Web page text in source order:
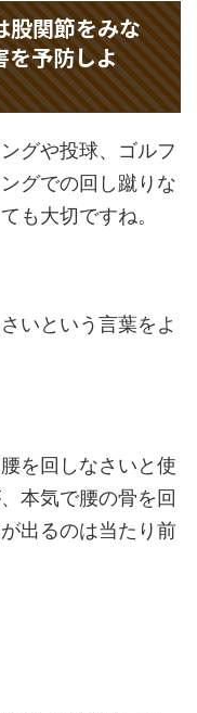
股関節をみな
を予防しよ
グや投球、ゴルフ
グでの回し蹴りな
も大切ですね。
いという言葉をよ
を回しなさいと使
本気で腰の骨を回
出るのは当たり前